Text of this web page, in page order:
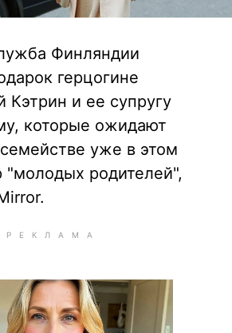
Финляндии
герцогине
и ее супругу
которые ожидают
уже в этом
"молодых родителей",